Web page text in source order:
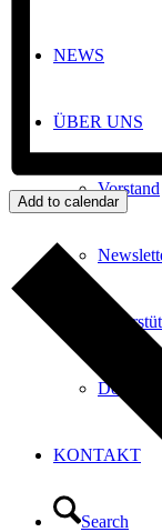
NEWS
ÜBER UNS
Vorstand
KONTAKT
Search
Add to calendar